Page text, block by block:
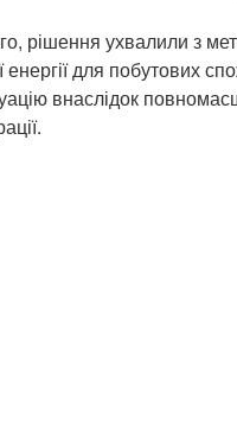
рішення ухвалили з
енергії для побутових
внаслідок